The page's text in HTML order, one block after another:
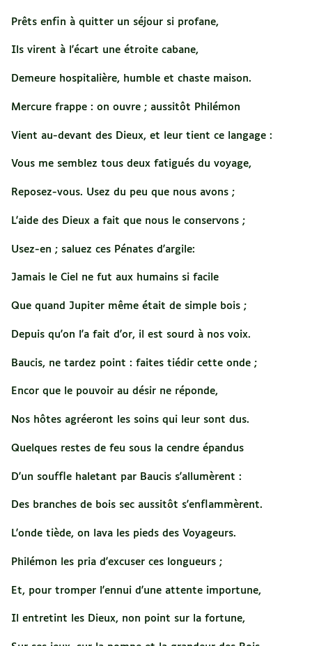
Prêts enfin à quitter un séjour si profane,
Ils virent à l'écart une étroite cabane,
Demeure hospitalière, humble et chaste maison.
Mercure frappe : on ouvre ; aussitôt Philémon
Vient au-devant des Dieux, et leur tient ce langage :
Vous me semblez tous deux fatigués du voyage,
Reposez-vous. Usez du peu que nous avons ;
L'aide des Dieux a fait que nous le conservons ;
Usez-en ; saluez ces Pénates d'argile:
Jamais le Ciel ne fut aux humains si facile
Que quand Jupiter même était de simple bois ;
Depuis qu'on l'a fait d'or, il est sourd à nos voix.
Baucis, ne tardez point : faites tiédir cette onde ;
Encor que le pouvoir au désir ne réponde,
Nos hôtes agréeront les soins qui leur sont dus.
Quelques restes de feu sous la cendre épandus
D'un souffle haletant par Baucis s'allumèrent :
Des branches de bois sec aussitôt s'enflammèrent.
L'onde tiède, on lava les pieds des Voyageurs.
Philémon les pria d'excuser ces longueurs ;
Et, pour tromper l'ennui d'une attente importune,
Il entretint les Dieux, non point sur la fortune,